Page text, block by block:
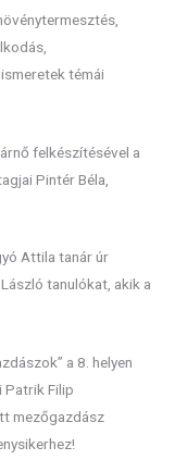
témái
felkészítésével a
Pintér Béla,
Attila tanár úr
tanulókat, akik a
a 8. helyen
Patrik Filip
mezőgazdász